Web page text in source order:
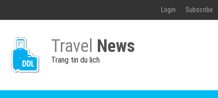
Login Subscribe
Travel News
Trang tin du lịch